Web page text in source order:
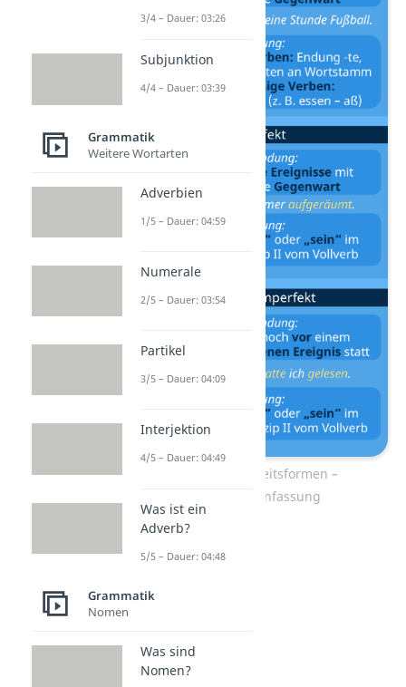
Vergangenheitsformen –
Zusammenfassung
3/4 – Dauer: 03:26
Subjunktion
4/4 – Dauer: 03:39
Grammatik
Weitere Wortarten
Adverbien
1/5 – Dauer: 04:59
Numerale
2/5 – Dauer: 03:54
Partikel
3/5 – Dauer: 04:09
Interjektion
4/5 – Dauer: 04:49
Was ist ein
Adverb?
5/5 – Dauer: 04:48
Grammatik
Nomen
Was sind
Nomen?